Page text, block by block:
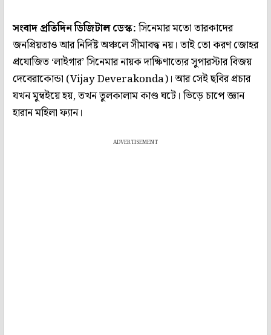
সংবাদ প্রতিদিন ডিজিটাল ডেস্ক:সিনেমার মতো তারকাদের
জনপ্রিয়তাও আর নির্দিষ্ট অঞ্চলে সীমাবদ্ধ নয়। তাই তো করণ জোহর
প্রযোজিত ‘লাইগার’ সিনেমার নায়ক দাক্ষিণাত্যের সুপারস্টার বিজয়
দেবেরাকোন্ডা (Vijay Deverakonda)। আর সেই ছবির প্রচার
যখন মুম্বইয়ে হয়, তখন তুলকালাম কাণ্ড ঘটে। ভিড়ে চাপে জ্ঞান
হারান মহিলা ফ্যান।
ADVERTISEMENT